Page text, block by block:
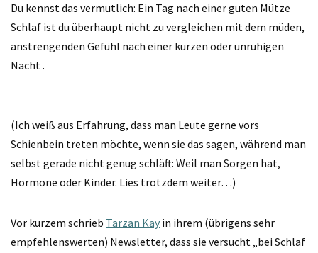
Du kennst das vermutlich: Ein Tag nach einer guten Mütze
Schlaf ist du überhaupt nicht zu vergleichen mit dem müden,
anstrengenden Gefühl nach einer kurzen oder unruhigen
Nacht .
(Ich weiß aus Erfahrung, dass man Leute gerne vors
Schienbein treten möchte, wenn sie das sagen, während man
selbst gerade nicht genug schläft: Weil man Sorgen hat,
Hormone oder Kinder. Lies trotzdem weiter…)
Vor kurzem schrieb Tarzan Kay in ihrem (übrigens sehr
empfehlenswerten) Newsletter, dass sie versucht „bei Schlaf